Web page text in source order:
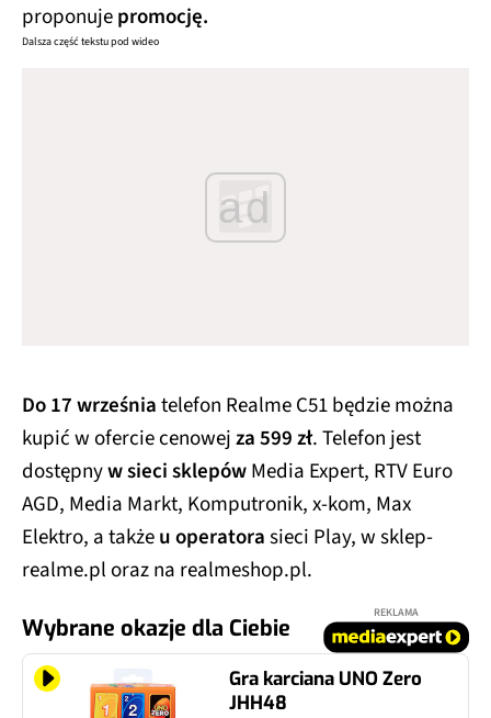
proponujepromocję.
Dalsza część tekstu pod wideo
ad
Do 17 wrześniatelefon Realme C51 będzie można
kupić w ofercie cenowejza 599 zł. Telefon jest
dostępnyw sieci sklepówMedia Expert, RTV Euro
AGD, Media Markt, Komputronik, x-kom, Max
Elektro, a takżeu operatorasieci Play, w sklep-
realme.pl oraz na realmeshop.pl.
Wybrane okazje dla Ciebie
REKLAMA
Gra karciana UNO Zero
JHH48